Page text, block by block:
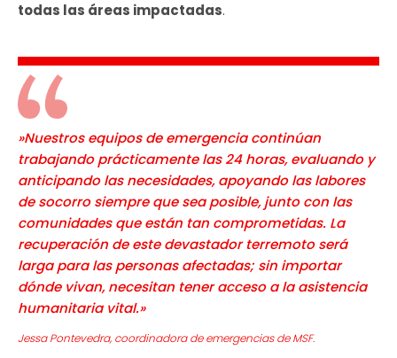
todas las áreas impactadas.
»Nuestros equipos de emergencia continúan
trabajando prácticamente las 24 horas, evaluando y
anticipando las necesidades, apoyando las labores
de socorro siempre que sea posible, junto con las
comunidades que están tan comprometidas. La
recuperación de este devastador terremoto será
larga para las personas afectadas; sin importar
dónde vivan, necesitan tener acceso a la asistencia
humanitaria vital.»
Jessa Pontevedra, coordinadora de emergencias de MSF.